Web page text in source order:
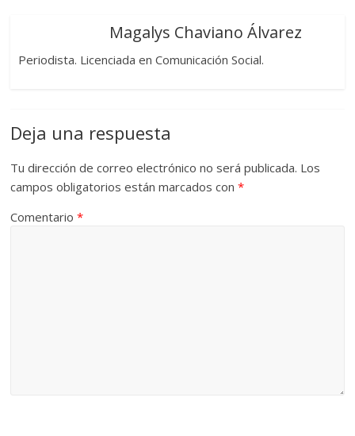
Magalys Chaviano Álvarez
Periodista. Licenciada en Comunicación Social.
Deja una respuesta
Tu dirección de correo electrónico no será publicada. Los
campos obligatorios están marcados con*
Comentario*